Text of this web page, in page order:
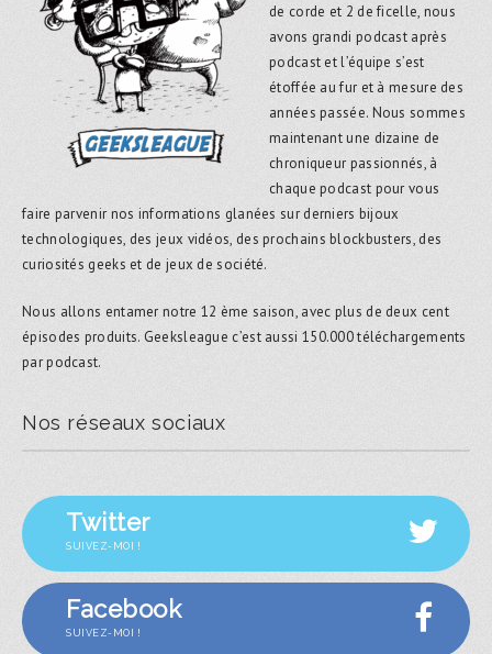
de corde et 2 de ficelle, nous
avons grandi podcast après
podcast et l’équipe s’est
étoffée au fur et à mesure des
années passée. Nous sommes
maintenant une dizaine de
chroniqueur passionnés, à
chaque podcast pour vous
faire parvenir nos informations glanées sur derniers bijoux
technologiques, des jeux vidéos, des prochains blockbusters, des
curiosités geeks et de jeux de société.
Nous allons entamer notre 12 ème saison, avec plus de deux cent
épisodes produits. Geeksleague c’est aussi 150.000 téléchargements
par podcast.
Nos réseaux sociaux
Twitter
SUIVEZ-MOI !
Facebook
SUIVEZ-MOI !